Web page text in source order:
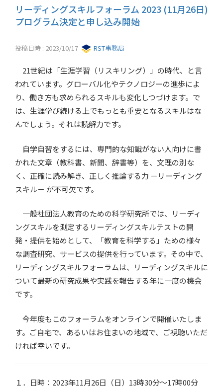
リーディングスキルフォーラム 2023 (11月26日)
プログラム決定と申し込み開始
投稿日時 : 2023/10/17 RST事務局
21世紀は「生涯学習（リスキリング）」の時代、と言
われています。グローバル化やテクノロジーの進歩によ
り、働き方も求められるスキルも変化しつづけます。で
は、生涯学び続ける上でもっとも重要となるスキルはな
んでしょう。それは読解力です。
自学自習をするには、専門的な知識がない人向けに書
かれた文章（教科書、新聞、辞書等）を、文理の別な
く、正確に読み解き、正しく推論する力 －リーディング
スキル－ が不可欠です。
一般社団法人教育のための科学研究所では、リーディ
ングスキルを測定するリーディングスキルテストの開
発・提供を始めとして、「教育を科学する」ための様々
な調査研究、サービスの提供を行っています。その中で、
リーディングスキルフォーラムは、リーディングスキルに
ついて最新の研究成果や実践を報告する年に一度の機会
です。
今年度もこのフォーラムをオンラインで開催いたしま
す。ご自宅で、あるいはお住まいの地域で、ご視聴いただ
ければ幸いです。
１．日時：2023年11月26日（日）13時30分～17時00分